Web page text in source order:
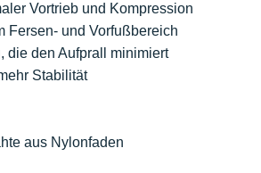
Vortrieb und Kompression
Fersen- und Vorfußbereich
die den Aufprall minimiert
Stabilität
aus Nylonfaden